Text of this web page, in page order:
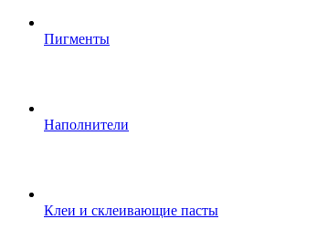
Пигменты
Наполнители
Клеи и склеивающие пасты